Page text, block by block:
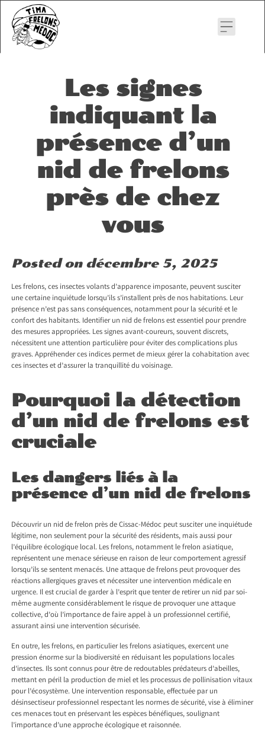
content
Les signes
indiquant la
présence d’un
nid de frelons
près de chez
vous
Posted on décembre 5, 2025
Les frelons, ces insectes volants d’apparence imposante, peuvent susciter
une certaine inquiétude lorsqu’ils s’installent près de nos habitations. Leur
présence n’est pas sans conséquences, notamment pour la sécurité et le
confort des habitants. Identifier un nid de frelons est essentiel pour prendre
des mesures appropriées. Les signes avant-coureurs, souvent discrets,
nécessitent une attention particulière pour éviter des complications plus
graves. Appréhender ces indices permet de mieux gérer la cohabitation avec
ces insectes et d’assurer la tranquillité du voisinage.
Pourquoi la détection
d’un nid de frelons est
cruciale
Les dangers liés à la
présence d’un nid de frelons
Découvrir un nid de frelon près de Cissac-Médoc peut susciter une inquiétude
légitime, non seulement pour la sécurité des résidents, mais aussi pour
l’équilibre écologique local. Les frelons, notamment le frelon asiatique,
représentent une menace sérieuse en raison de leur comportement agressif
lorsqu’ils se sentent menacés. Une attaque de frelons peut provoquer des
réactions allergiques graves et nécessiter une intervention médicale en
urgence. Il est crucial de garder à l’esprit que tenter de retirer un nid par soi-
même augmente considérablement le risque de provoquer une attaque
collective, d’où l’importance de faire appel à un professionnel certifié,
assurant ainsi une intervention sécurisée.
En outre, les frelons, en particulier les frelons asiatiques, exercent une
pression énorme sur la biodiversité en réduisant les populations locales
d’insectes. Ils sont connus pour être de redoutables prédateurs d’abeilles,
mettant en péril la production de miel et les processus de pollinisation vitaux
pour l’écosystème. Une intervention responsable, effectuée par un
désinsectiseur professionnel respectant les normes de sécurité, vise à éliminer
ces menaces tout en préservant les espèces bénéfiques, soulignant
l’importance d’une approche écologique et raisonnée.